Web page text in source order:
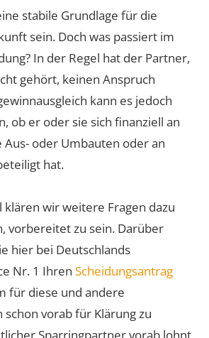
stabile Grundlage für die
sein. Doch was passiert im
In der Regel hat der Partner,
gehört, keinen Anspruch
kann es jedoch
ob er oder sie sich finanziell an
oder Umbauten oder an
hat.
wir weitere Fragen dazu
vorbereitet zu sein. Darüber
hier bei Deutschlands
Nr. 1 Ihren Scheidungsantrag
für diese und andere
vorab für Klärung zu